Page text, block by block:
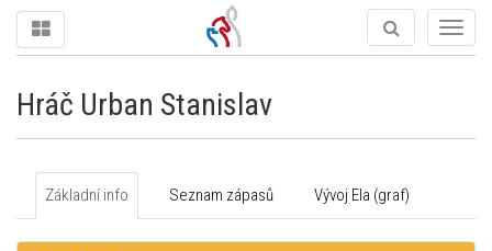
Hráč Urban Stanislav
Základní info Seznam zápasů Vývoj Ela (graf)